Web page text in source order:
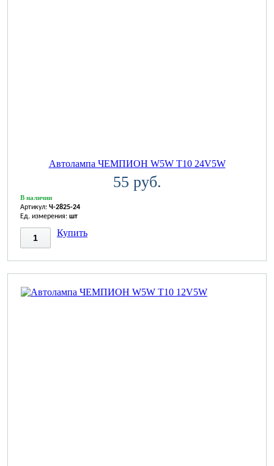
Автолампа ЧЕМПИОН W5W T10 24V5W
55 руб.
В наличии
Артикул: Ч-2825-24
Ед. измерения: шт
Купить